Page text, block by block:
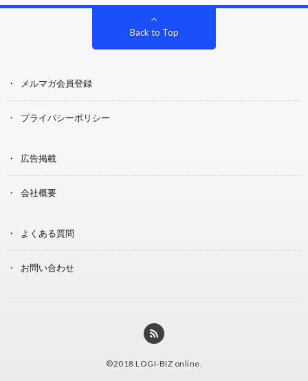
Back to Top
メルマガ会員登録
プライバシーポリシー
広告掲載
会社概要
よくある質問
お問い合わせ
©2018 LOGI-BIZ online